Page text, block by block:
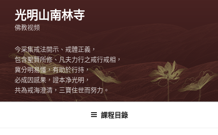
content
光明山南林寺
佛教视频
今采集戒法開示、戒體正義，
包含聖賢所修、凡夫力行之戒行戒相，
冀分明易懂，有助於行持，
必成因感果，證本净光明，
共為戒海澄清，三寶住世而努力。
課程目錄